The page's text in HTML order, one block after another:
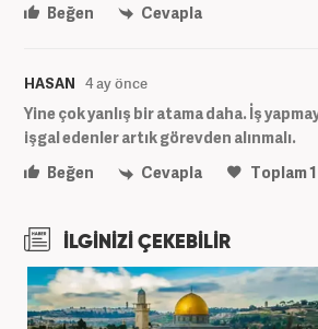
Beğen
Cevapla
HASAN 4 ay önce
Yine çok yanlış bir atama daha. İş
işgal edenler artık görevden alınmalı.
Beğen
Cevapla Toplam1
İLGİNİZİ ÇEKEBİLİR